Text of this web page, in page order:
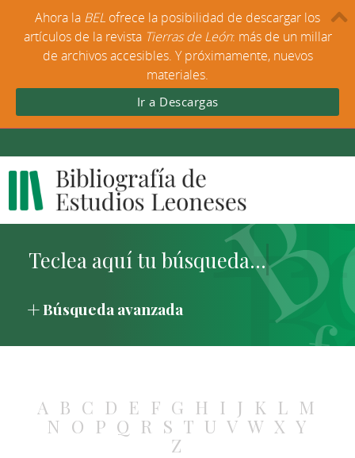
Búsqueda avanzada
A B C D E F G H I J K L M
N O P Q R S T U V W X Y
Z
Ahora la BEL ofrece la posibilidad de descargar los
artículos de la revista Tierras de León: más de un millar
de archivos accesibles. Y próximamente, nuevos
materiales.
Ir a Descargas